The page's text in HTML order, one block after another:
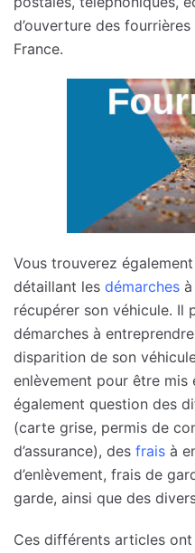
d’ouverture des
France.
Vous trouverez
détaillant les démarches
récupérer son véhicule. Il
démarches à
disparition de son
enlèvement pour être mis
également question des
(carte grise, permis de
d’assurance), des frais à
d’enlèvement, frais de
garde, ainsi que des
Ces différents articles